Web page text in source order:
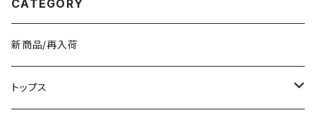
CATEGORY
新商品/再入荷
トップス